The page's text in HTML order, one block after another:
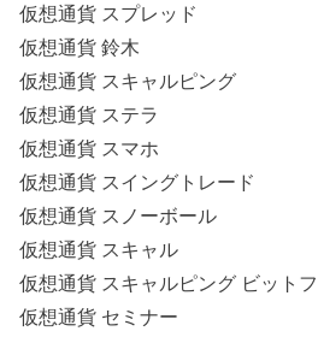
仮想通貨 スプレッド
仮想通貨 鈴木
仮想通貨 スキャルピング
仮想通貨 ステラ
仮想通貨 スマホ
仮想通貨 スイングトレード
仮想通貨 スノーボール
仮想通貨 スキャル
仮想通貨 スキャルピング ビット
仮想通貨 セミナー